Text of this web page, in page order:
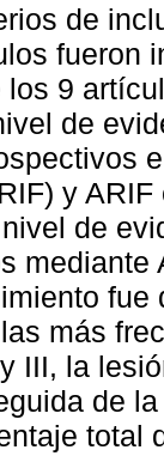
de
fueron
9
de
y
de
más
III, la
de
total